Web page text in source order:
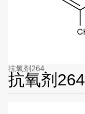
抗氧剂264
抗氧剂264